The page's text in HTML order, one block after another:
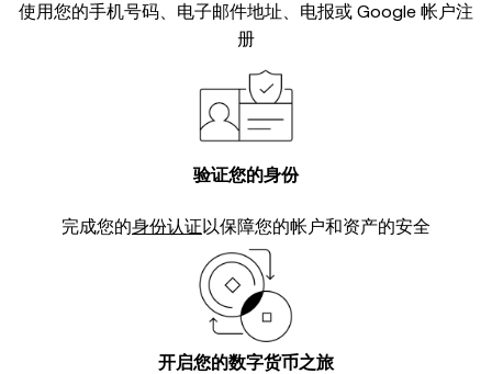
使用您的手机号码、电子邮件地址、电报或 Google 帐户注
册
验证您的身份
完成您的身份认证以保障您的帐户和资产的安全
开启您的数字货币之旅